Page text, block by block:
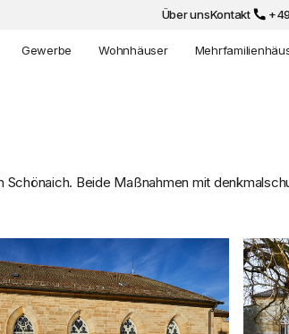
Über unsKontakt
Gewerbe Wohnhäuser
Beide Maßnahmen mit